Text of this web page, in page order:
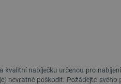
nabíječku určenou pro
nevratně poškodit. Požádejte
jejich preference